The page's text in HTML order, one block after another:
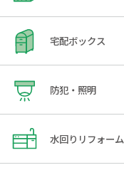
宅配ボックス
防犯・照明
水回りリフォーム